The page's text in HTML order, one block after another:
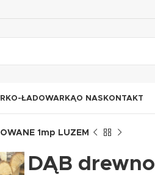
ŁADOWARKĄO NAS KONTAKT
1mp LUZEM
DĄB drewno